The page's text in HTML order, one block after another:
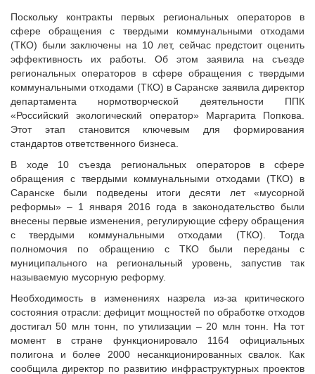
Семинары Совета
Издания Совета
Вопрос-ответ
ОКМО
Информационный бюллетень МСУ
НАСЕЛЕНИЕ И МСУ
Лучшие практики ТОС
Ревизионная комиссия
Палаты Совета
Комитеты Совета
Правление Совета
Обработка персональных данных
Партнеры Совета
Полезные ссылки
Контактная информация
НОВОСТИ
СМИ о нас
МЕТОДИЧЕСКИЙ РАЗДЕЛ
Опыт регионов
Методические материалы
Опыт муниципалитетов
Судебная практика
Мнение специалиста
Конкурсы Совета
Поскольку контракты первых региональных операторов в
сфере обращения с твердыми коммунальными отходами
(ТКО) были заключены на 10 лет, сейчас предстоит оценить
эффективность их работы. Об этом заявила на съезде
региональных операторов в сфере обращения с твердыми
коммунальными отходами (ТКО) в Саранске заявила директор
департамента нормотворческой деятельности ППК
«Российский экологический оператор» Маргарита Попкова.
Этот этап становится ключевым для формирования
стандартов ответственного бизнеса.
В ходе 10 съезда региональных операторов в сфере
обращения с твердыми коммунальными отходами (ТКО) в
Саранске были подведены итоги десяти лет «мусорной
реформы» – 1 января 2016 года в законодательство были
внесены первые изменения, регулирующие сферу обращения
с твердыми коммунальными отходами (ТКО). Тогда
полномочия по обращению с ТКО были переданы с
муниципального на региональный уровень, запустив так
называемую мусорную реформу.
Необходимость в изменениях назрела из-за критического
состояния отрасли: дефицит мощностей по обработке отходов
достигал 50 млн тонн, по утилизации – 20 млн тонн. На тот
момент в стране функционировало 1164 официальных
полигона и более 2000 несанкционированных свалок. Как
сообщила директор по развитию инфраструктурных проектов